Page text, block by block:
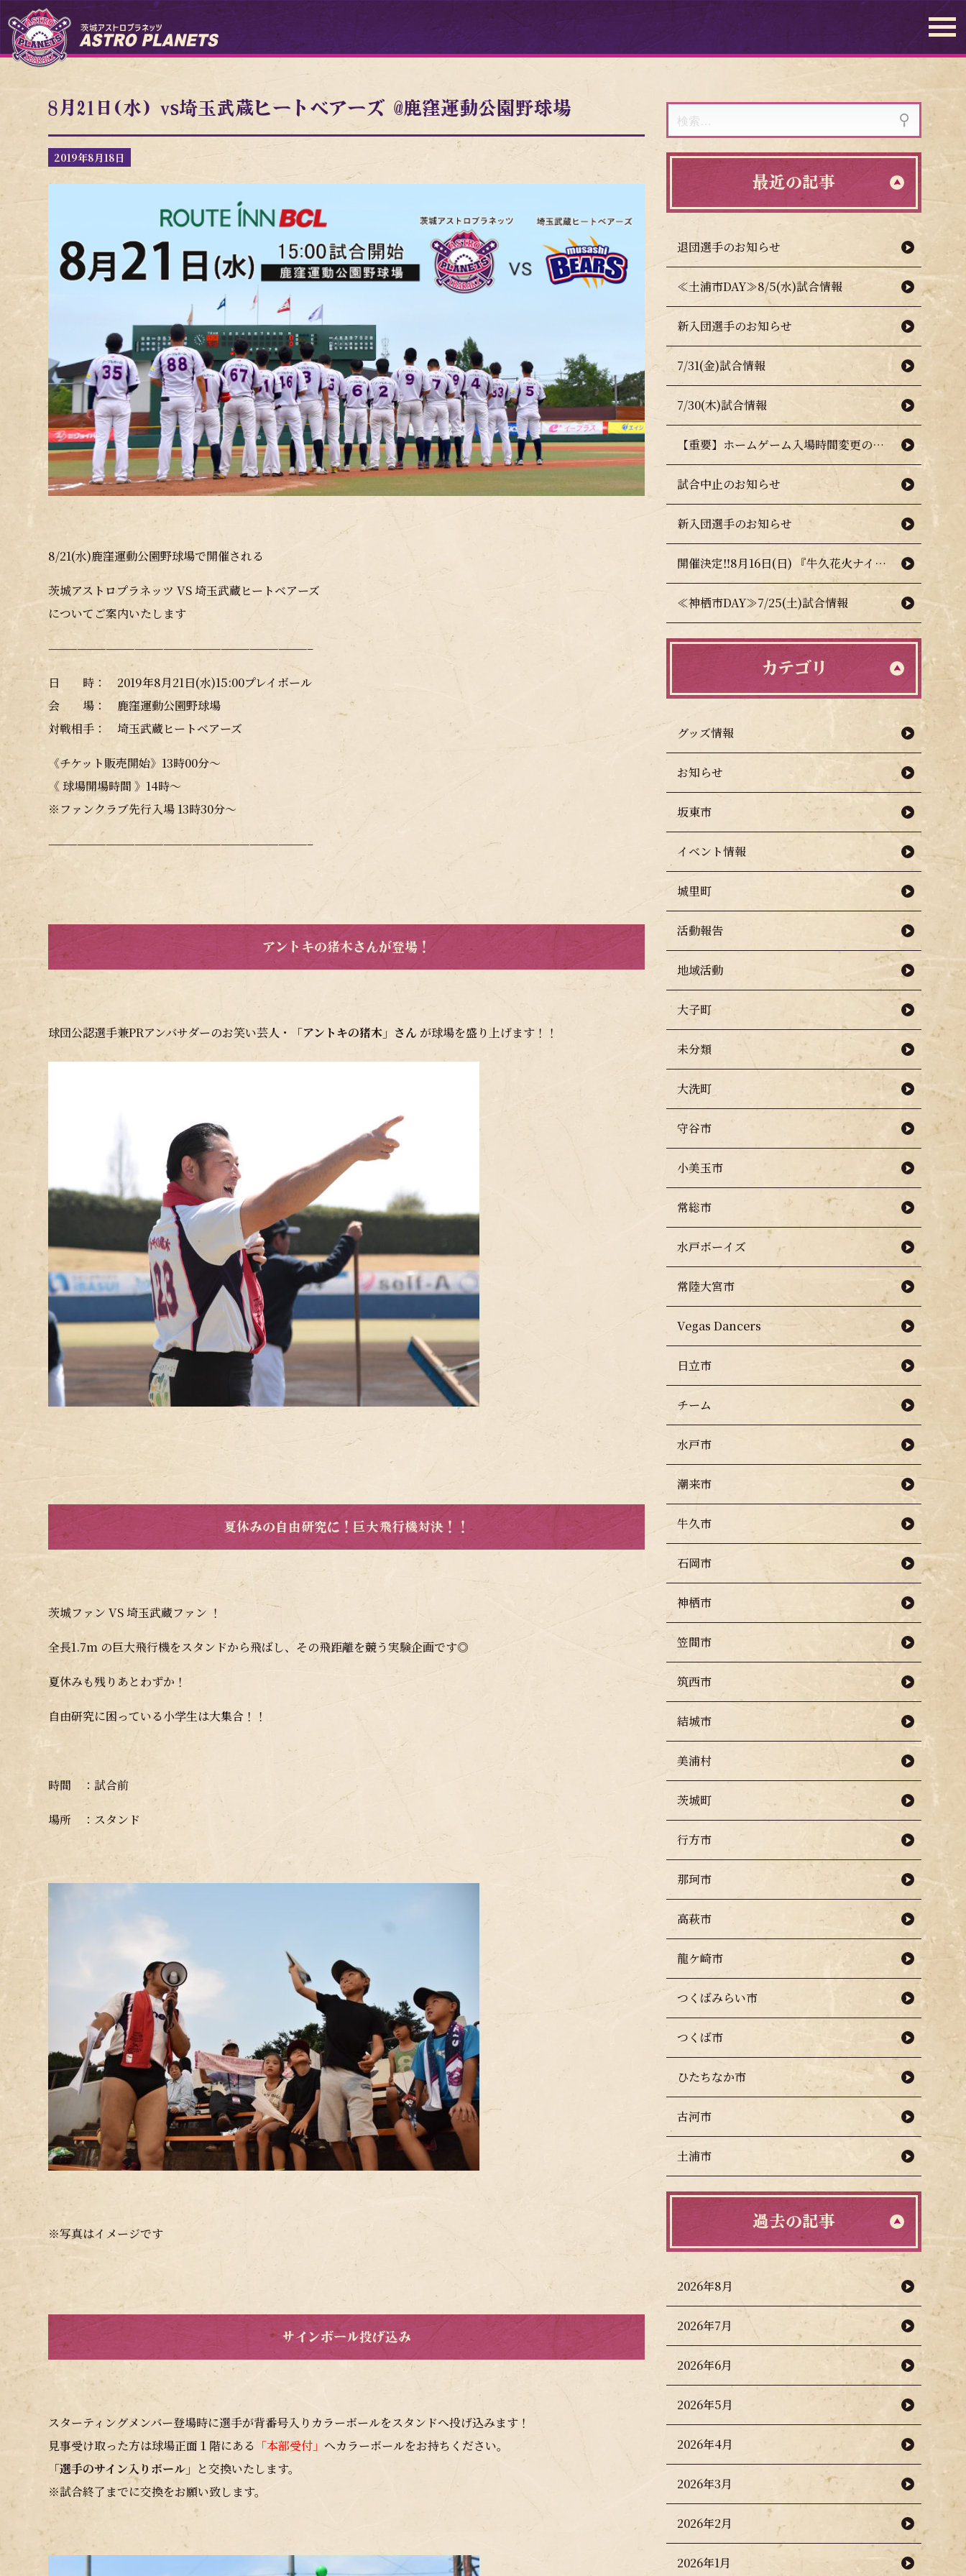
8月21日(水) vs埼玉武蔵ヒートベアーズ @鹿窪運動公園野球場
2019年8月18日
8/21(水)鹿窪運動公園野球場で開催される
茨城アストロプラネッツ VS 埼玉武蔵ヒートベアーズ
についてご案内いたします
———————————————————————————–
日 時： 2019年8月21日(水)15:00プレイボール
会 場： 鹿窪運動公園野球場
対戦相手： 埼玉武蔵ヒートベアーズ
《チケット販売開始》13時00分～
《 球場開場時間 》14時～
※ファンクラブ先行入場 13時30分～
———————————————————————————–
アントキの猪木さんが登場！
球団公認選手兼PRアンバサダーのお笑い芸人・ 「アントキの猪木」さん が球場を盛り上げます！！
夏休みの自由研究に！巨大飛行機対決！！
茨城ファン VS 埼玉武蔵ファン ！
全長1.7m の巨大飛行機をスタンドから飛ばし、その飛距離を競う実験企画です◎
夏休みも残りあとわずか！
自由研究に困っている小学生は大集合！！
時間 ：試合前
場所 ：スタンド
※写真はイメージです
サインボール投げ込み
スターティングメンバー登場時に選手が背番号入りカラーボールをスタンドへ投げ込みます！
見事受け取った方は球場正面１階にある 「本部受付」 へカラーボールをお持ちください。
「選手のサイン入りボール」 と交換いたします。
※試合終了までに交換をお願い致します。
索:
最近の記事
退団選手のお知らせ
≪土浦市DAY≫8/5(水)試合情報
新入団選手のお知らせ
7/31(金)試合情報
7/30(木)試合情報
【重要】ホームゲーム入場時間変更のお知らせ（熱中症対策について）
試合中止のお知らせ
新入団選手のお知らせ
開催決定‼8月16日(日) 『牛久花火ナイター』🎇🧨
≪神栖市DAY≫7/25(土)試合情報
カテゴリ
グッズ情報
お知らせ
坂東市
イベント情報
城里町
活動報告
地域活動
大子町
未分類
大洗町
守谷市
小美玉市
常総市
水戸ボーイズ
常陸大宮市
Vegas Dancers
日立市
チーム
水戸市
潮来市
牛久市
石岡市
神栖市
笠間市
筑西市
結城市
美浦村
茨城町
行方市
那珂市
高萩市
龍ケ崎市
つくばみらい市
つくば市
ひたちなか市
古河市
土浦市
過去の記事
2026年8月
2026年7月
2026年6月
2026年5月
2026年4月
2026年3月
2026年2月
2026年1月